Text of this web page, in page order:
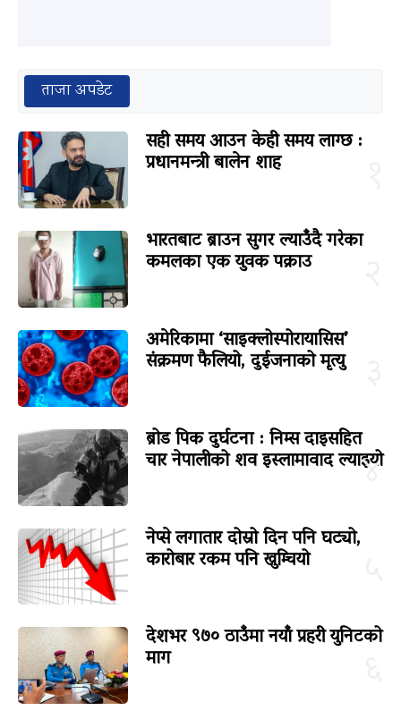
ताजा अपडेट
सही समय आउन केही समय लाग्छ :
प्रधानमन्त्री बालेन शाह
भारतबाट ब्राउन सुगर ल्याउँदै गरेका
कमलका एक युवक पक्राउ
अमेरिकामा ‘साइक्लोस्पोरायासिस’
संक्रमण फैलियो, दुईजनाको मृत्यु
४
ब्रोड पिक दुर्घटना : निम्स दाइसहित
चार नेपालीको शव इस्लामावाद ल्याइयो
नेप्से लगातार दोस्रो दिन पनि घट्यो,
कारोबार रकम पनि खुम्चियो
देशभर ९७० ठाउँमा नयाँ प्रहरी युनिटको
माग